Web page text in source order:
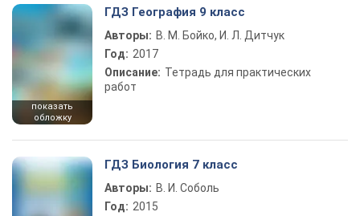
показать
обложку
ГДЗ География 9 класс
Авторы: В. М. Бойко, И. Л. Дитчук
Год: 2017
Описание: Тетрадь для практических
работ
ГДЗ Биология 7 класс
Авторы: В. И. Соболь
Год: 2015